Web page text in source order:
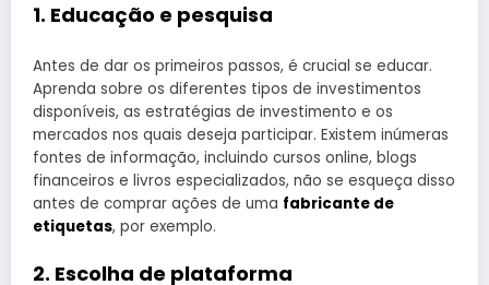
1. Educação e pesquisa
Antes de dar os primeiros passos, é crucial se educar.
Aprenda sobre os diferentes tipos de investimentos
disponíveis, as estratégias de investimento e os
mercados nos quais deseja participar. Existem inúmeras
fontes de informação, incluindo cursos online, blogs
financeiros e livros especializados, não se esqueça disso
antes de comprar ações de uma fabricante de
etiquetas, por exemplo.
2. Escolha de plataforma